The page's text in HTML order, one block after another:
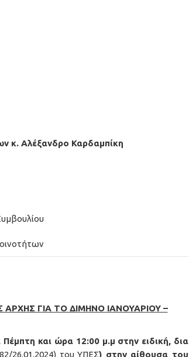
κ. Αλέξανδρο Καρδαμπίκη
ΓΙΑ ΤΟ ΔΙΜΗΝΟ ΙΑΝΟΥΑΡΙΟΥ –
και ώρα 12:00 μ.μ στην ειδική, δια
26.01.2024) του ΥΠΕΣ) στην αίθουσα του